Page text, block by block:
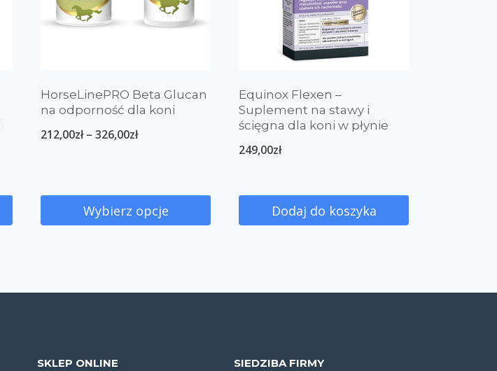
HorseLinePRO Beta Glucan
na odporność dla koni
212,00zł – 326,00zł
Wybierz opcje
Equinox Flexen –
Suplement na stawy i
ścięgna dla koni w płynie
249,00zł
Dodaj do koszyka
SKLEP ONLINE SIEDZIBA FIRMY